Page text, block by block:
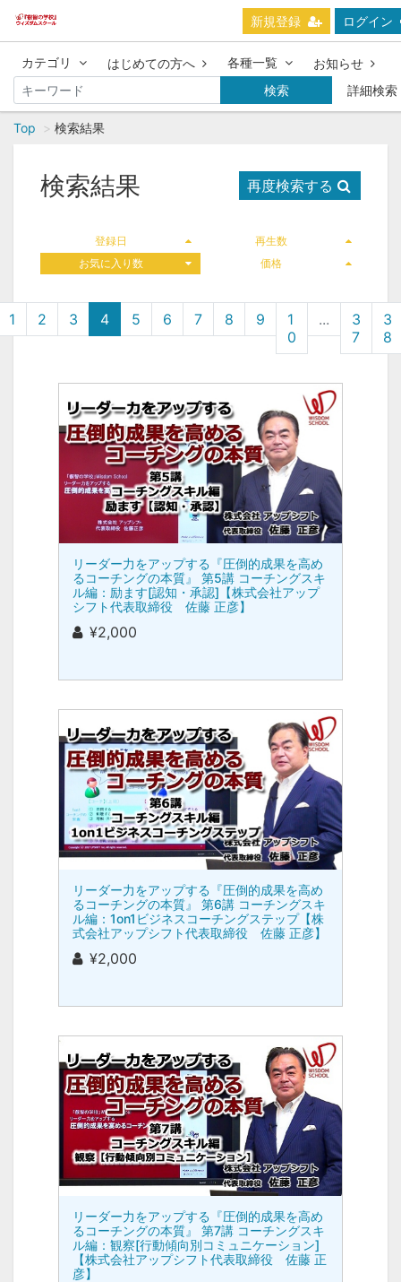
新規登録 ログイン
カテゴリ はじめての方へ 各種一覧
お知らせ
検索
詳細検索
Top 検索結果
検索結果 再度検索する
登録日
再生数
お気に入り数
価格
1 2 3 4 5 6 7 8 9
1
0
...
3
7
3
8
リーダー力をアップする『圧倒的成果を高め
るコーチングの本質』 第5講 コーチングスキ
ル編：励ます[認知・承認]【株式会社アップ
シフト代表取締役 佐藤 正彦】
¥2,000
リーダー力をアップする『圧倒的成果を高め
るコーチングの本質』 第6講 コーチングスキ
ル編：1on1ビジネスコーチングステップ【株
式会社アップシフト代表取締役 佐藤 正彦】
¥2,000
リーダー力をアップする『圧倒的成果を高め
るコーチングの本質』 第7講 コーチングスキ
ル編：観察[行動傾向別コミュニケーション]
【株式会社アップシフト代表取締役 佐藤 正
彦】